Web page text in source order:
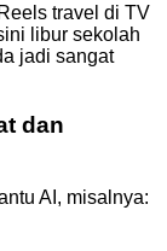
travel di TV
libur sekolah
jadi sangat
dan
AI, misalnya: